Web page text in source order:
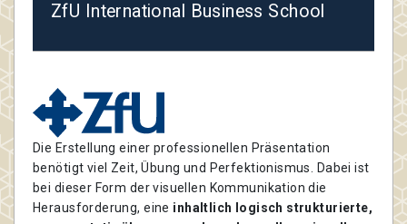
ZfU International Business School
Die Erstellung einer professionellen Präsentation
benötigt viel Zeit, Übung und Perfektionismus. Dabei ist
bei dieser Form der visuellen Kommunikation die
Herausforderung, eine inhaltlich logisch strukturierte,